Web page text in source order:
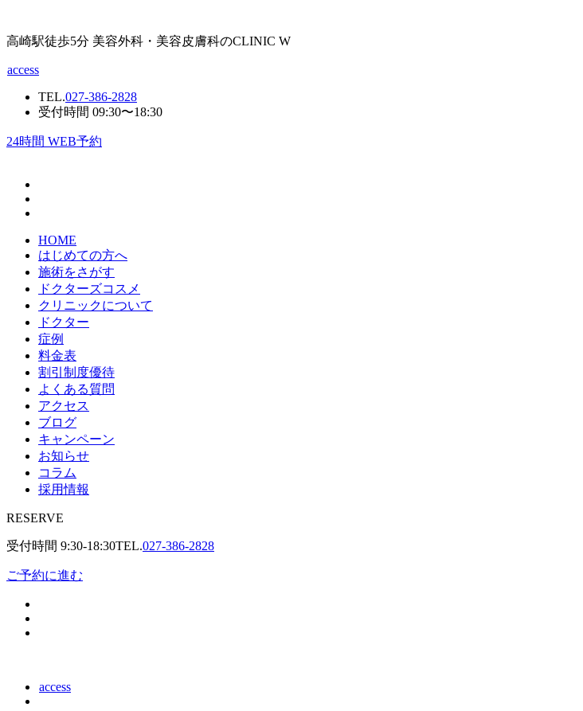
高崎駅徒歩5分 美容外科・美容皮膚科のCLINIC W
access
TEL.027-386-2828
受付時間 09:30〜18:30
24時間 WEB予約
HOME
はじめての方へ
施術をさがす
ドクターズコスメ
クリニックについて
ドクター
症例
料金表
割引制度優待
よくある質問
アクセス
ブログ
キャンペーン
お知らせ
コラム
採用情報
RESERVE
受付時間 9:30-18:30TEL.027-386-2828
ご予約に進む
access